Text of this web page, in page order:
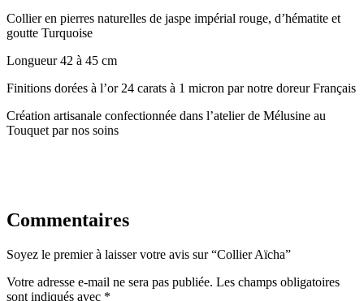
Collier en pierres naturelles de jaspe impérial rouge, d’hématite et
goutte Turquoise
Longueur 42 à 45 cm
Finitions dorées à l’or 24 carats à 1 micron par notre doreur Français
Création artisanale confectionnée dans l’atelier de Mélusine au
Touquet par nos soins
Commentaires
Soyez le premier à laisser votre avis sur “Collier Aïcha”
Votre adresse e-mail ne sera pas publiée. Les champs obligatoires
sont indiqués avec *